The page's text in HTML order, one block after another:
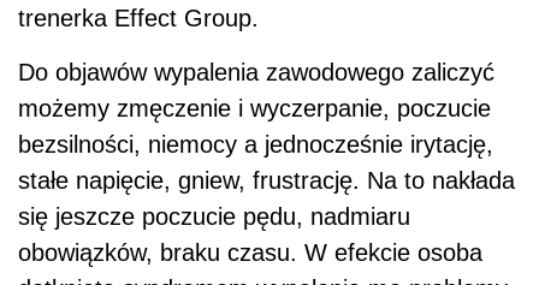
trenerka Effect Group.
Do objawów wypalenia zawodowego zaliczyć
możemy zmęczenie i wyczerpanie, poczucie
bezsilności, niemocy a jednocześnie irytację,
stałe napięcie, gniew, frustrację. Na to nakłada
się jeszcze poczucie pędu, nadmiaru
obowiązków, braku czasu. W efekcie osoba